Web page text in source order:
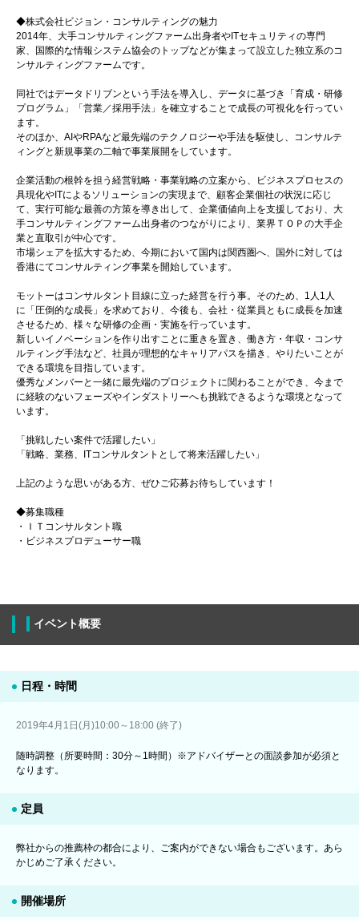
◆株式会社ビジョン・コンサルティングの魅力
2014年、大手コンサルティングファーム出身者やITセキュリティの専門
家、国際的な情報システム協会のトップなどが集まって設立した独立系のコ
ンサルティングファームです。
同社ではデータドリブンという手法を導入し、データに基づき「育成・研修
プログラム」「営業／採用手法」を確立することで成長の可視化を行ってい
ます。
そのほか、AIやRPAなど最先端のテクノロジーや手法を駆使し、コンサルテ
ィングと新規事業の二軸で事業展開をしています。
企業活動の根幹を担う経営戦略・事業戦略の立案から、ビジネスプロセスの
具現化やITによるソリューションの実現まで、顧客企業個社の状況に応じ
て、実行可能な最善の方策を導き出して、企業価値向上を支援しており、大
手コンサルティングファーム出身者のつながりにより、業界ＴＯＰの大手企
業と直取引が中心です。
市場シェアを拡大するため、今期において国内は関西圏へ、国外に対しては
香港にてコンサルティング事業を開始しています。
モットーはコンサルタント目線に立った経営を行う事。そのため、1人1人
に「圧倒的な成長」を求めており、今後も、会社・従業員ともに成長を加速
させるため、様々な研修の企画・実施を行っています。
新しいイノベーションを作り出すことに重きを置き、働き方・年収・コンサ
ルティング手法など、社員が理想的なキャリアパスを描き、やりたいことが
できる環境を目指しています。
優秀なメンバーと一緒に最先端のプロジェクトに関わることができ、今まで
に経験のないフェーズやインダストリーへも挑戦できるような環境となって
います。
「挑戦したい案件で活躍したい」
「戦略、業務、ITコンサルタントとして将来活躍したい」
上記のような思いがある方、ぜひご応募お待ちしています！
◆募集職種
・ＩＴコンサルタント職
・ビジネスプロデューサー職
イベント概要
日程・時間
2019年4月1日(月)10:00～18:00 (終了)
随時調整（所要時間：30分～1時間）※アドバイザーとの面談参加が必須と
なります。
定員
弊社からの推薦枠の都合により、ご案内ができない場合もございます。あら
かじめご了承ください。
開催場所